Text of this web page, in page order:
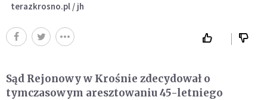
terazkrosno.pl / jh
Sąd Rejonowy w Krośnie zdecydował o
tymczasowym aresztowaniu 45-letniego